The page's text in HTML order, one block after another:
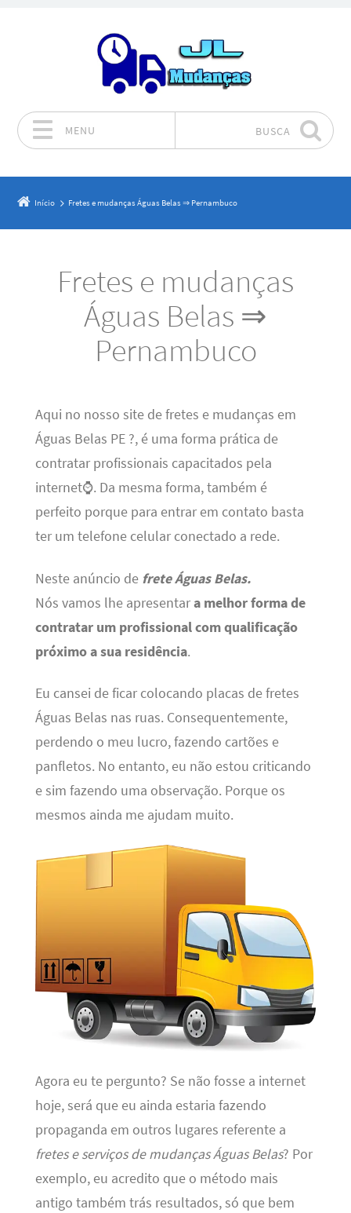
MENU BUSCA
Início Fretes e mudanças Águas Belas ⇒ Pernambuco
Fretes e mudanças
Águas Belas ⇒
Pernambuco
Aqui no nosso site de fretes e mudanças em
Águas Belas PE ?, é uma forma prática de
contratar profissionais capacitados pela
internet⌚. Da mesma forma, também é
perfeito porque para entrar em contato basta
ter um telefone celular conectado a rede.
Neste anúncio de frete Águas Belas.
Nós vamos lhe apresentara melhor forma de
contratar um profissional com qualificação
próximo a sua residência.
Eu cansei de ficar colocando placas de fretes
Águas Belas nas ruas. Consequentemente,
perdendo o meu lucro, fazendo cartões e
panfletos. No entanto, eu não estou criticando
e sim fazendo uma observação. Porque os
mesmos ainda me ajudam muito.
Agora eu te pergunto? Se não fosse a internet
hoje, será que eu ainda estaria fazendo
propaganda em outros lugares referente a
fretes e serviços de mudanças Águas Belas? Por
exemplo, eu acredito que o método mais
antigo também trás resultados, só que bem